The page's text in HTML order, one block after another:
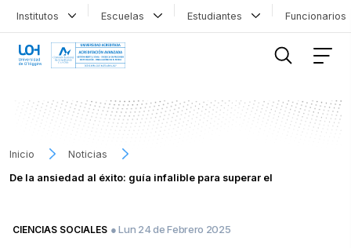
Institutos Escuelas Estudiantes
Inicio
Noticias
De la ansiedad al éxito: guía infalible para superar el
CIENCIAS SOCIALES ● Lun 24 de Febrero 2025